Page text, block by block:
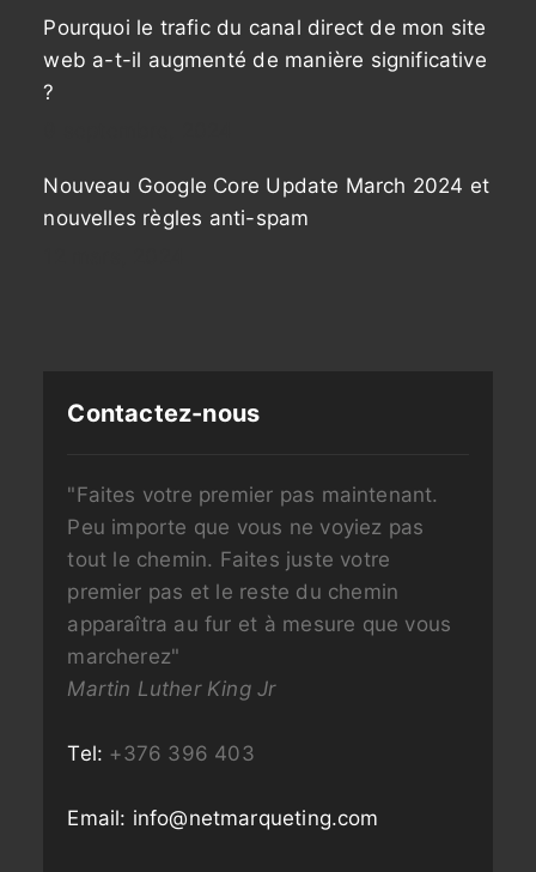
Pourquoi le trafic du canal direct de mon site
web a-t-il augmenté de manière significative
?
Nouveau Google Core Update March 2024 et
nouvelles règles anti-spam
Contactez-nous
"Faites votre premier pas maintenant.
Peu importe que vous ne voyiez pas
tout le chemin. Faites juste votre
premier pas et le reste du chemin
apparaîtra au fur et à mesure que vous
marcherez"
Martin Luther King Jr
Tel: +376 396 403
Email: info@netmarqueting.com